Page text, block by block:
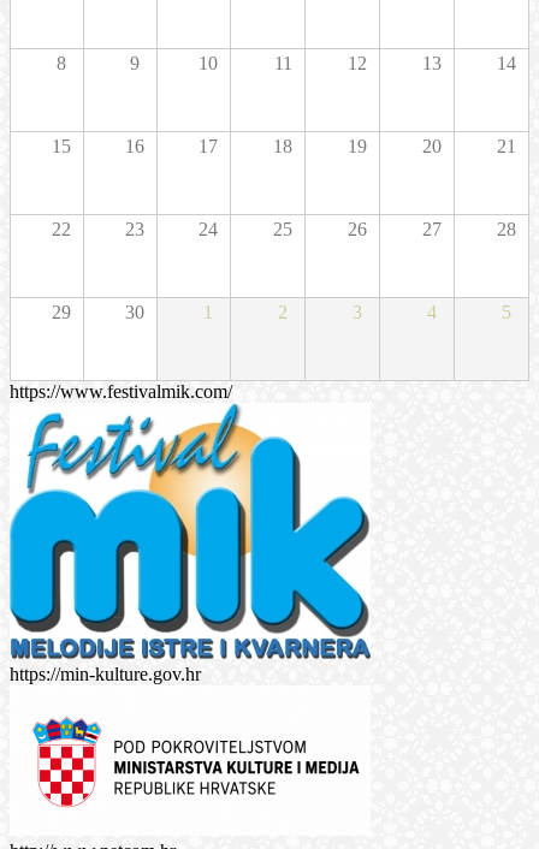
8 9 10 11 12 13 14
15 16 17 18 19 20 21
22 23 24 25 26 27 28
29 30 1 2 3 4 5
https://www.festivalmik.com/
https://min-kulture.gov.hr